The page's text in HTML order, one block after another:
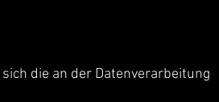
die an der Datenverarbeitung